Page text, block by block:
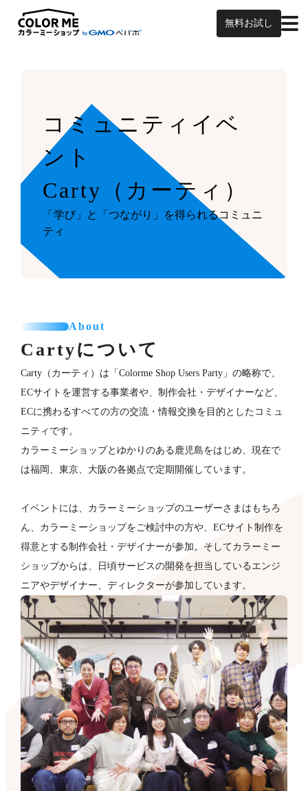
無料お試し
コミュニティイベ
ント
Carty（カーティ）
「学び」と「つながり」を得られるコミュニ
ティ
About
Cartyについて
Carty（カーティ）は「Colorme Shop Users Party」の略称で、
ECサイトを運営する事業者や、制作会社・デザイナーなど、
ECに携わるすべての方の交流・情報交換を目的としたコミュ
ニティです。
カラーミーショップとゆかりのある鹿児島をはじめ、現在で
は福岡、東京、大阪の各拠点で定期開催しています。
イベントには、カラーミーショップのユーザーさまはもちろ
ん、カラーミーショップをご検討中の方や、ECサイト制作を
得意とする制作会社・デザイナーが​参加。そしてカラーミー
ショップからは、日頃サービスの開発を担当しているエンジ
ニアやデザイナー、ディレクターが参加していま​す。